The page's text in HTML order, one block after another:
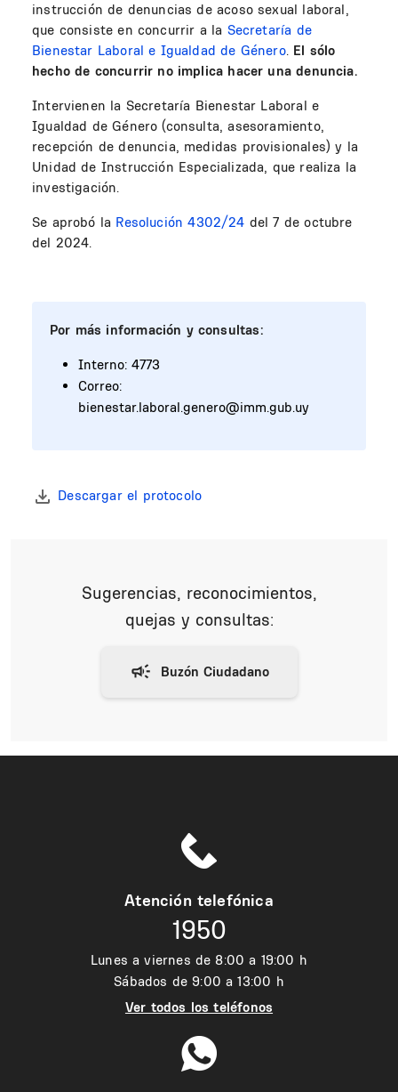
instrucción de denuncias de acoso sexual laboral,
que consiste en concurrir a la Secretaría de
Bienestar Laboral e Igualdad de Género. El sólo
hecho de concurrir no implica hacer una denuncia.
Intervienen la Secretaría Bienestar Laboral e
Igualdad de Género (consulta, asesoramiento,
recepción de denuncia, medidas provisionales) y la
Unidad de Instrucción Especializada, que realiza la
investigación.
Se aprobó la Resolución 4302/24 del 7 de octubre
del 2024.
Por más información y consultas:
Interno: 4773
Correo:
bienestar.laboral.genero@imm.gub.uy
Descargar el protocolo
Sugerencias, reconocimientos,
quejas y consultas:
Atención telefónica
1950
Lunes a viernes de 8:00 a 19:00 h
Sábados de 9:00 a 13:00 h
Ver todos los teléfonos